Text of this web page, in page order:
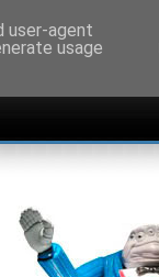
user-agent
usage